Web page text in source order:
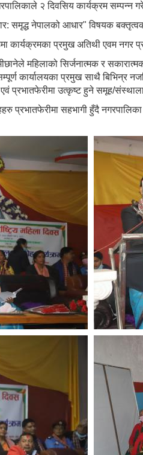
२ दिवसिय कार्यक्रम सम्पन्न
समृद्ध नेपालको आधार" विषयक
कार्यक्रमका प्रमुख अतिथी एवम
महिलाको सिर्जनात्मक र
कार्यालयका प्रमुख साथै बिभिन्र
प्रभातफेरीमा उत्कृष्ट हुने समूह/
प्रभातफेरीमा सहभागी हुँदै